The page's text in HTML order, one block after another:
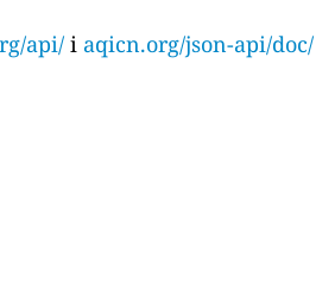
api/ і aqicn.org/json-api/doc/